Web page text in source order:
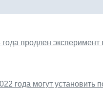
продлен
года могут установить